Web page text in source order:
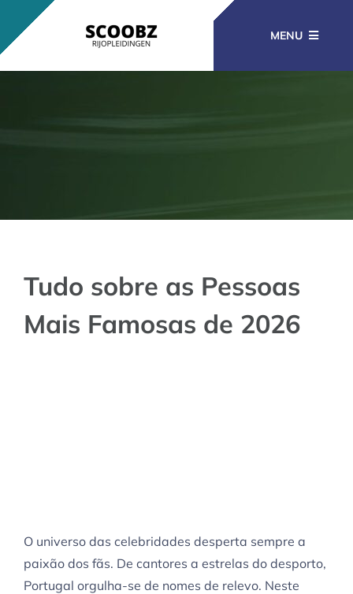
naar
inhoud
MENU
CONTACT
Tudo sobre as Pessoas
Mais Famosas de 2026
O universo das celebridades desperta sempre a
paixão dos fãs. De cantores a estrelas do desporto,
Portugal orgulha-se de nomes de relevo. Neste